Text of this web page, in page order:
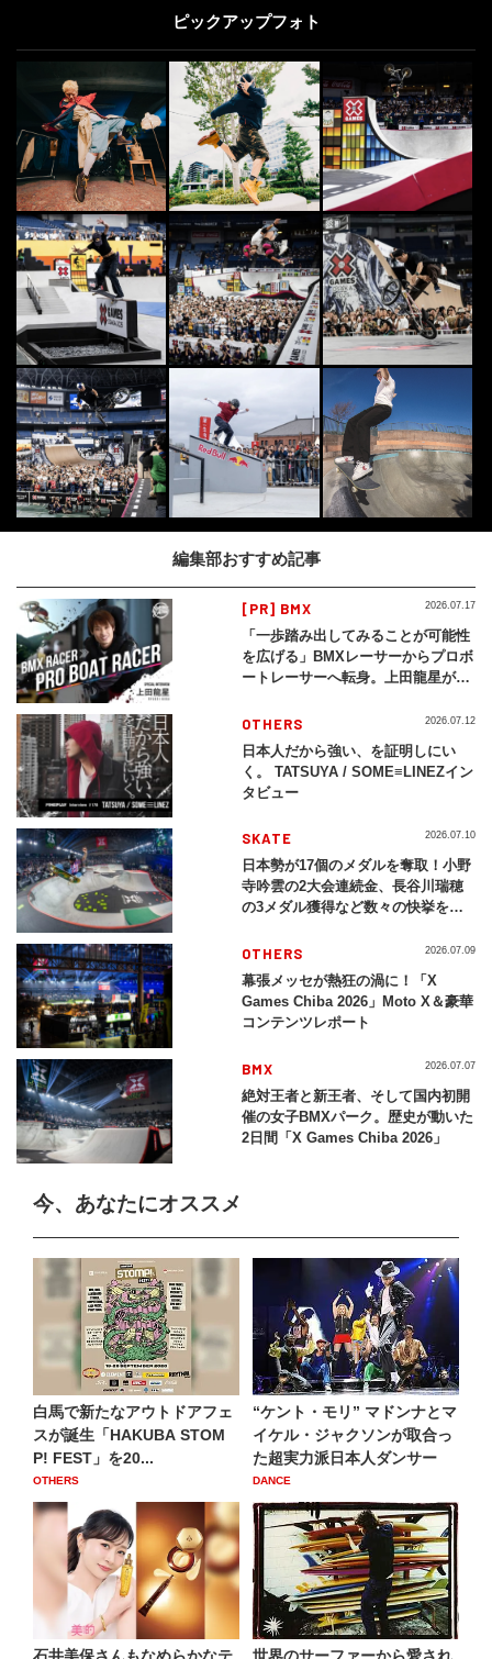
ピックアップフォト
編集部おすすめ記事
[PR] BMX
「一歩踏み出してみることが可能性
を広げる」BMXレーサーからプロボ
ートレーサーへ転身。上田龍星が体
2026.07.17
OTHERS
日本人だから強い、を証明しにい
く。 TATSUYA / SOME≡LINEZイン
タビュー
2026.07.12
SKATE
日本勢が17個のメダルを奪取！小野
寺吟雲の2大会連続金、長谷川瑞穂
の3メダル獲得など数々の快挙をプ
2026」
2026.07.10
OTHERS
幕張メッセが熱狂の渦に！「X
Games Chiba 2026」Moto X＆豪華
コンテンツレポート
2026.07.09
BMX
絶対王者と新王者、そして国内初開
催の女子BMXパーク。歴史が動いた
2日間「X Games Chiba 2026」
2026.07.07
今、あなたにオススメ
白馬で新たなアウトドアフェ
スが誕生「HAKUBA STOM
P! FEST」を20...
OTHERS
“ケント・モリ” マドンナとマ
イケル・ジャクソンが取合っ
た超実力派日本人ダンサー
DANCE